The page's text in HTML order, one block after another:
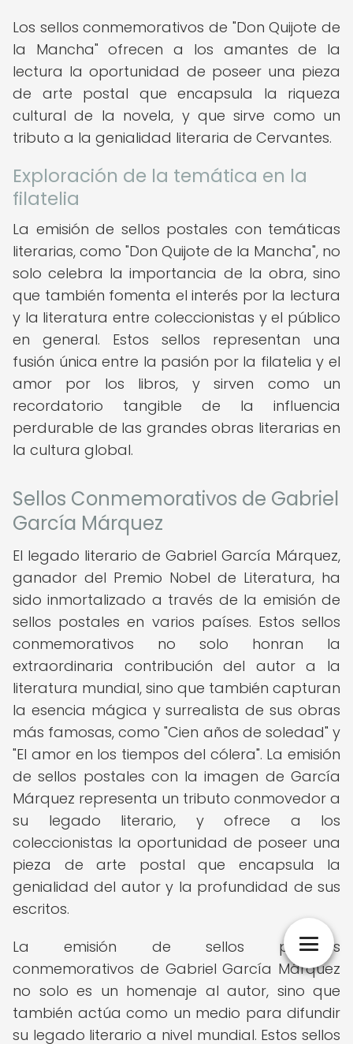
Los sellos conmemorativos de "Don Quijote de
la Mancha" ofrecen a los amantes de la
lectura la oportunidad de poseer una pieza
de arte postal que encapsula la riqueza
cultural de la novela, y que sirve como un
tributo a la genialidad literaria de Cervantes.
Exploración de la temática en la
filatelia
La emisión de sellos postales con temáticas
literarias, como "Don Quijote de la Mancha", no
solo celebra la importancia de la obra, sino
que también fomenta el interés por la lectura
y la literatura entre coleccionistas y el público
en general. Estos sellos representan una
fusión única entre la pasión por la filatelia y el
amor por los libros, y sirven como un
recordatorio tangible de la influencia
perdurable de las grandes obras literarias en
la cultura global.
Sellos Conmemorativos de Gabriel
García Márquez
El legado literario de Gabriel García Márquez,
ganador del Premio Nobel de Literatura, ha
sido inmortalizado a través de la emisión de
sellos postales en varios países. Estos sellos
conmemorativos no solo honran la
extraordinaria contribución del autor a la
literatura mundial, sino que también capturan
la esencia mágica y surrealista de sus obras
más famosas, como "Cien años de soledad" y
"El amor en los tiempos del cólera". La emisión
de sellos postales con la imagen de García
Márquez representa un tributo conmovedor a
su legado literario, y ofrece a los
coleccionistas la oportunidad de poseer una
pieza de arte postal que encapsula la
genialidad del autor y la profundidad de sus
escritos.
La emisión de sellos postales
conmemorativos de Gabriel García Márquez
no solo es un homenaje al autor, sino que
también actúa como un medio para difundir
su legado literario a nivel mundial. Estos sellos